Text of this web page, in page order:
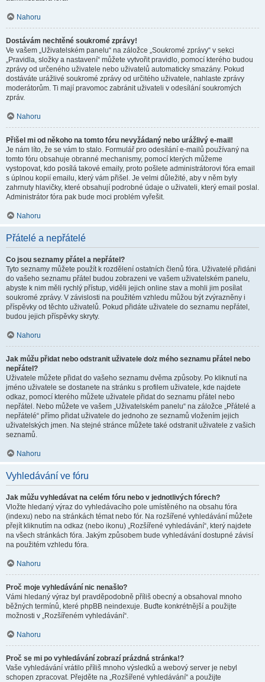
Nahoru
Dostávám nechtěné soukromé zprávy!
Ve vašem „Uživatelském panelu“ na záložce „Soukromé zprávy“ v sekci
„Pravidla, složky a nastavení“ můžete vytvořit pravidlo, pomocí kterého budou
zprávy od určeného uživatele nebo uživatelů automaticky smazány. Pokud
dostáváte urážlivé soukromé zprávy od určitého uživatele, nahlaste zprávy
moderátorům. Ti mají pravomoc zabránit uživateli v odesílání soukromých
zpráv.
Nahoru
Přišel mi od někoho na tomto fóru nevyžádaný nebo urážlivý e-mail!
Je nám líto, že se vám to stalo. Formulář pro odesílání e-mailů používaný na
tomto fóru obsahuje obranné mechanismy, pomocí kterých můžeme
vystopovat, kdo posílá takové emaily, proto pošlete administrátorovi fóra email
s úplnou kopií emailu, který vám přišel. Je velmi důležité, aby v něm byly
zahrnuty hlavičky, které obsahují podrobné údaje o uživateli, který email poslal.
Administrátor fóra pak bude moci problém vyřešit.
Nahoru
Přátelé a nepřátelé
Co jsou seznamy přátel a nepřátel?
Tyto seznamy můžete použít k rozdělení ostatních členů fóra. Uživatelé přidáni
do vašeho seznamu přátel budou zobrazeni ve vašem uživatelském panelu,
abyste k nim měli rychlý přístup, viděli jejich online stav a mohli jim posílat
soukromé zprávy. V závislosti na použitém vzhledu můžou být zvýrazněny i
příspěvky od těchto uživatelů. Pokud přidáte uživatele do seznamu nepřátel,
budou jejich příspěvky skryty.
Nahoru
Jak můžu přidat nebo odstranit uživatele do/z mého seznamu přátel nebo
nepřátel?
Uživatele můžete přidat do vašeho seznamu dvěma způsoby. Po kliknutí na
jméno uživatele se dostanete na stránku s profilem uživatele, kde najdete
odkaz, pomocí kterého můžete uživatele přidat do seznamu přátel nebo
nepřátel. Nebo můžete ve vašem „Uživatelském panelu“ na záložce „Přátelé a
nepřátelé“ přímo přidat uživatele do jednoho ze seznamů vložením jejich
uživatelských jmen. Na stejné stránce můžete také odstranit uživatele z vašich
seznamů.
Nahoru
Vyhledávání ve fóru
Jak můžu vyhledávat na celém fóru nebo v jednotlivých fórech?
Vložte hledaný výraz do vyhledávacího pole umístěného na obsahu fóra
(indexu) nebo na stránkách témat nebo fór. Na rozšířené vyhledávání můžete
přejít kliknutím na odkaz (nebo ikonu) „Rozšířené vyhledávání“, který najdete
na všech stránkách fóra. Jakým způsobem bude vyhledávání dostupné závisí
na použitém vzhledu fóra.
Nahoru
Proč moje vyhledávání nic nenašlo?
Vámi hledaný výraz byl pravděpodobně příliš obecný a obsahoval mnoho
běžných termínů, které phpBB neindexuje. Buďte konkrétnější a použijte
možnosti v „Rozšířeném vyhledávání“.
Nahoru
Proč se mi po vyhledávání zobrazí prázdná stránka!?
Vaše vyhledávání vrátilo příliš mnoho výsledků a webový server je nebyl
schopen zpracovat. Přejděte na „Rozšířené vyhledávání“ a použijte